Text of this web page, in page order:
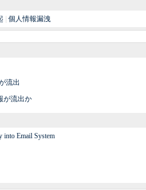
個人情報漏洩
流出
が流出か
into Email System